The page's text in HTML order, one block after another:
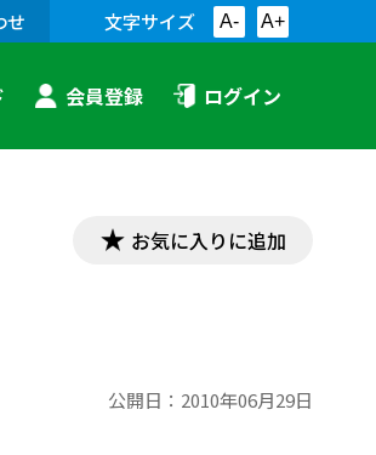
せ 文字サイズ A- A+
会員登録 ログイン
お気に入りに追加
公開日： 2010年06月29日